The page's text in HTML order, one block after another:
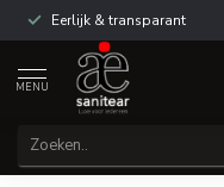
Eerlijk & transparant
MENU